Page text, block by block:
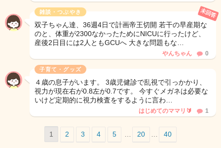
雑談・つぶやき
双子ちゃん達、36週4日で計画帝王切開 若干の早産期な
のと、体重が2300なかったためにNICUに行ったけど、
産後2日目には2人ともGCUへ 大きな問題もな…
未回答
やんちゃん 0
子育て・グッズ
４歳の息子がいます。 3歳児健診で乱視で引っかかり、
視力が現在右が0.8左が0.7です。 今すぐメガネは必要な
いけど定期的に視力検査をするように言わ…
はじめてのママリ🔰 1
1 2 3 4 5 20 40